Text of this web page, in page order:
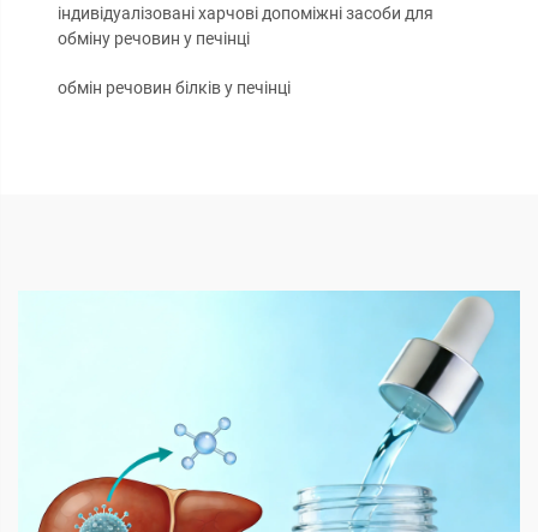
індивідуалізовані харчові допоміжні засоби для
обміну речовин у печінці
обмін речовин білків у печінці